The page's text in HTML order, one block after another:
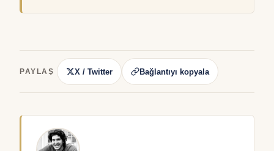
PAYLAŞ X / Twitter Bağlantıyı kopyala